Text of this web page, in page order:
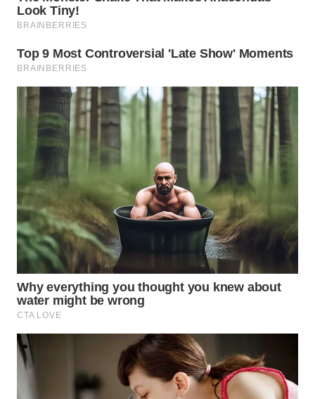
BOROBUDUR
WN
MADURA
WN
SURABAYA
NATUNA
WN
BINTAN
WN
MANDALIKA
WN
LABUANBAJO